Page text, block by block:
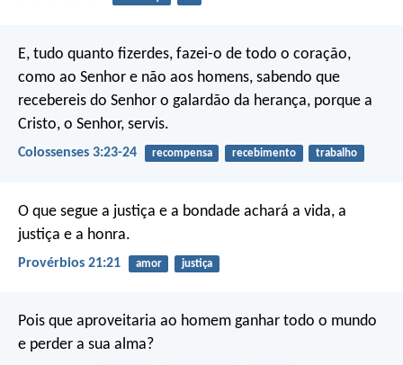
E, tudo quanto fizerdes, fazei-o de todo o coração,
como ao Senhor e não aos homens, sabendo que
recebereis do Senhor o galardão da herança, porque a
Cristo, o Senhor, servis.
Colossenses 3:23-24 recompensa recebimento trabalho
O que segue a justiça e a bondade achará a vida, a
justiça e a honra.
Provérbios 21:21 amor justiça
Pois que aproveitaria ao homem ganhar todo o mundo
e perder a sua alma?